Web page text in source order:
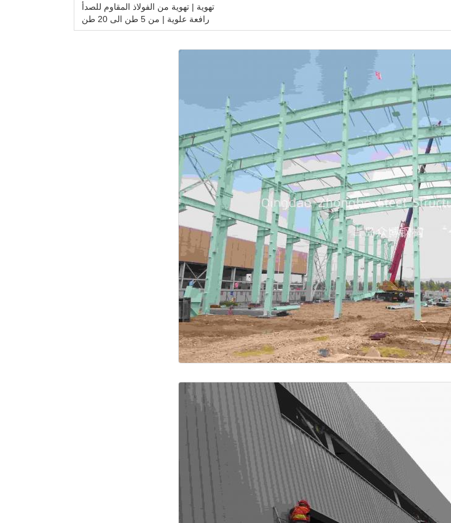
تهوية | تهوية من الفولاذ المقاوم للصدأ
رافعة علوية | من 5 طن الى 20 طن